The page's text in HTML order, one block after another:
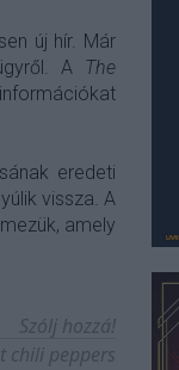
új hír. Már
A The
eredeti
vissza. A
amely
Szólj hozzá!
chili peppers